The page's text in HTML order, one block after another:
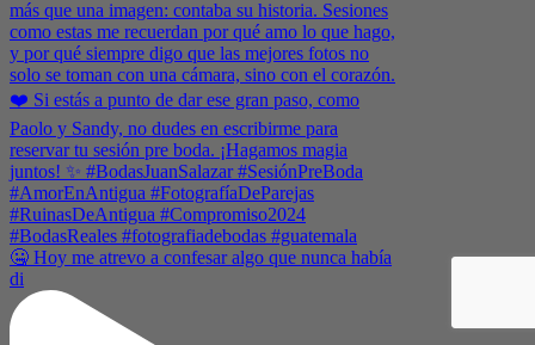
🤐 Hoy me atrevo a confesar algo que nunca había
di